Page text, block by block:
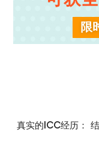
真实的ICC经历：